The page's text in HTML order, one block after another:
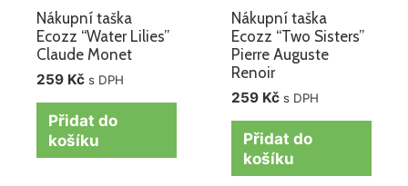
Nákupní taška
Ecozz “Water Lilies”
Claude Monet
259 Kč s DPH
Přidat do
košíku
Nákupní taška
Ecozz “Two Sisters”
Pierre Auguste
Renoir
259 Kč s DPH
Přidat do
košíku